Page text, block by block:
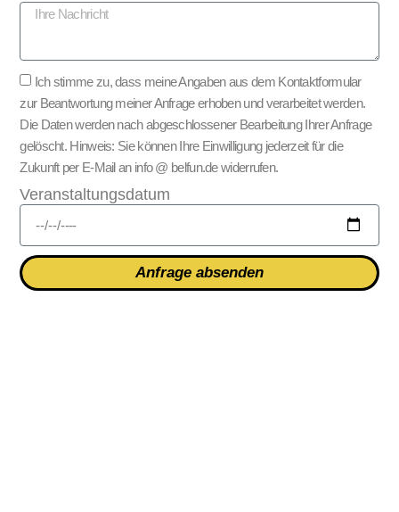
Ich stimme zu, dass meine Angaben aus dem Kontaktformular
zur Beantwortung meiner Anfrage erhoben und verarbeitet werden.
Die Daten werden nach abgeschlossener Bearbeitung Ihrer Anfrage
gelöscht. Hinweis: Sie können Ihre Einwilligung jederzeit für die
Zukunft per E-Mail an info @ belfun.de widerrufen.
Veranstaltungsdatum
Anfrage absenden